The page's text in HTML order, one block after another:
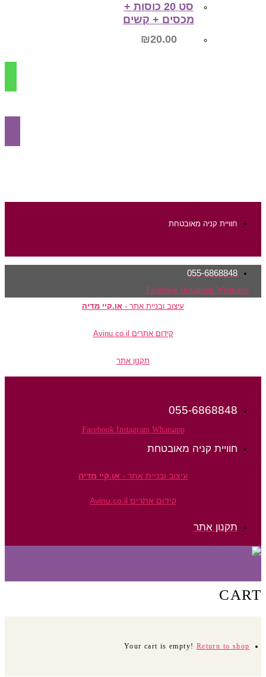
סט 20 כוסות +
מכסים + קשים
₪20.00
חוויית קניה מאובטחת
055-6868848
Facebook Instagram Whatsapp
עיצוב ובניית אתר -או.קיי מדיה
קידום אתרים Avinu.co.il
תקנון אתר
055-6868848
Facebook Instagram Whatsapp
חוויית קניה מאובטחת
עיצוב ובניית אתר -או.קיי מדיה
קידום אתרים Avinu.co.il
תקנון אתר
CART
Your cart is empty!Return to shop